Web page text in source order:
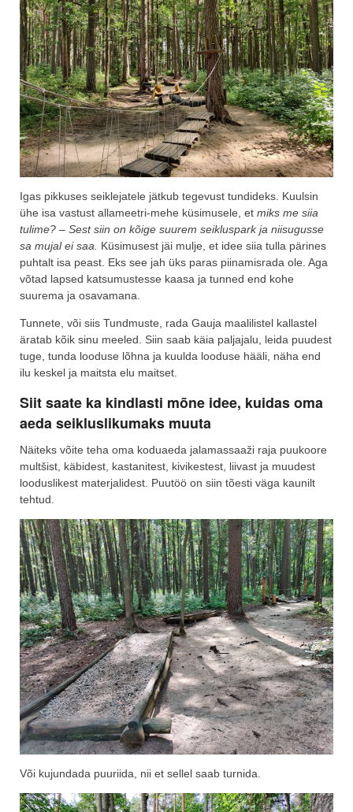
Igas pikkuses seiklejatele jätkub tegevust tundideks. Kuulsin
ühe isa vastust allameetri-mehe küsimusele, et miks me siia
tulime? – Sest siin on kõige suurem seikluspark ja niisugusse
sa mujal ei saa. Küsimusest jäi mulje, et idee siia tulla pärines
puhtalt isa peast. Eks see jah üks paras piinamisrada ole. Aga
võtad lapsed katsumustesse kaasa ja tunned end kohe
suurema ja osavamana.
Tunnete, või siis Tundmuste, rada Gauja maalilistel kallastel
äratab kõik sinu meeled. Siin saab käia paljajalu, leida puudest
tuge, tunda looduse lõhna ja kuulda looduse hääli, näha end
ilu keskel ja maitsta elu maitset.
Siit saate ka kindlasti mõne idee, kuidas oma
aeda seikluslikumaks muuta
Näiteks võite teha oma koduaeda jalamassaaži raja puukoore
multšist, käbidest, kastanitest, kivikestest, liivast ja muudest
looduslikest materjalidest. Puutöö on siin tõesti väga kaunilt
tehtud.
Või kujundada puuriida, nii et sellel saab turnida.